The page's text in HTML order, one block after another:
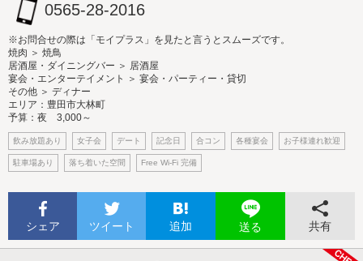
0565-28-2016
※お問合せの際は「モイプラス」を見たと言うとスムーズです。
焼肉 ＞ 焼鳥
居酒屋・ダイニングバー ＞ 居酒屋
宴会・エンターテイメント ＞ 宴会・パーティー・貸切
その他 ＞ ディナー
エリア：豊田市大林町
予算：夜 3,000～
飲み放題あり 女子会 デート 記念日 合コン 各種宴会 お子様連れ歓迎
駐車場あり 落ち着いた空間 Free Wi-Fi 完備
シェア ツイート 追加 送る 共有